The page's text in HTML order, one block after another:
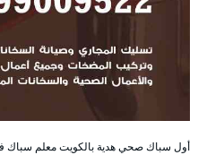
أول سباك صحي هدية بالكويت معلم سباك